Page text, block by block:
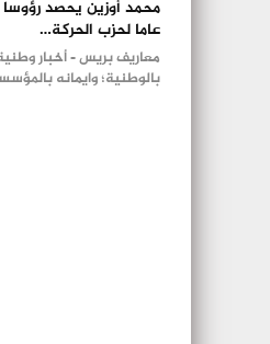
محمد أوزين يحصد
عاما لحزب الحركة…
معاريف بريس - أخبار
بالوطنية؛ وايمانه